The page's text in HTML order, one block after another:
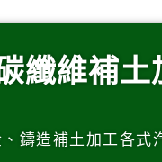
纖維補
鑄造補土加工各式